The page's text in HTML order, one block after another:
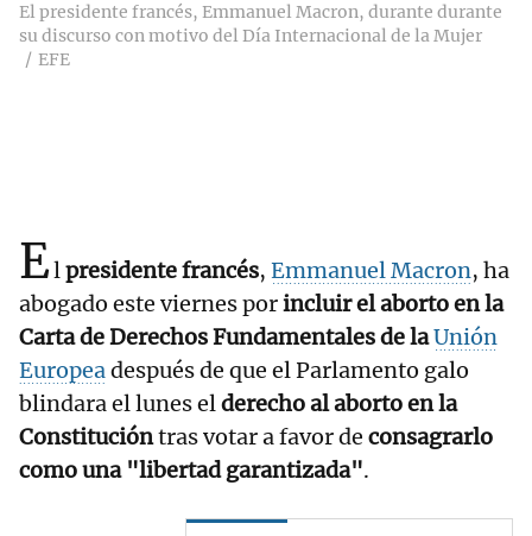
El presidente francés, Emmanuel Macron, durante durante
su discurso con motivo del Día Internacional de la Mujer
EFE
Elpresidente francés, Emmanuel Macron, ha
abogado este viernes porincluir el aborto en la
Carta de Derechos Fundamentales de laUnión
Europeadespués de que el Parlamento galo
blindara el lunes elderecho al aborto en la
Constitucióntras votar a favor de consagrarlo
como una "libertad garantizada".